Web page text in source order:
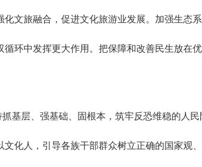
文旅融合，促进文化旅游业发展。加强生态
环中发挥更大作用。把保障和改善民生放在
基层、强基础、固根本，筑牢反恐维稳的人
化人，引导各族干部群众树立正确的国家观